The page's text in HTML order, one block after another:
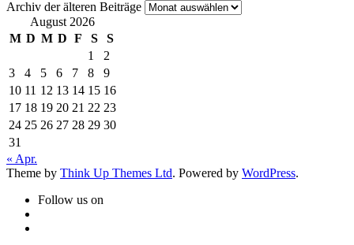
Archiv der älteren Beiträge
August 2026
M D M D F S
S
1
2
3
4 5 6 7 8
9
10 11 12 13 14 15 16
17 18 19 20 21 22 23
24 25 26 27 28 29 30
31
« Apr.
Theme by Think Up Themes Ltd. Powered by WordPress.
Follow us on